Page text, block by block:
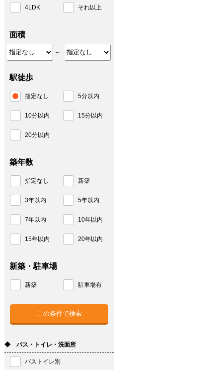
4LDK それ以上
面積
～
駅徒歩
指定なし 5分以内
10分以内 15分以内
20分以内
築年数
指定なし 新築
3年以内 5年以内
7年以内 10年以内
15年以内 20年以内
新築・駐車場
新築 駐車場有
◆ バス・トイレ・洗面所
バストイレ別